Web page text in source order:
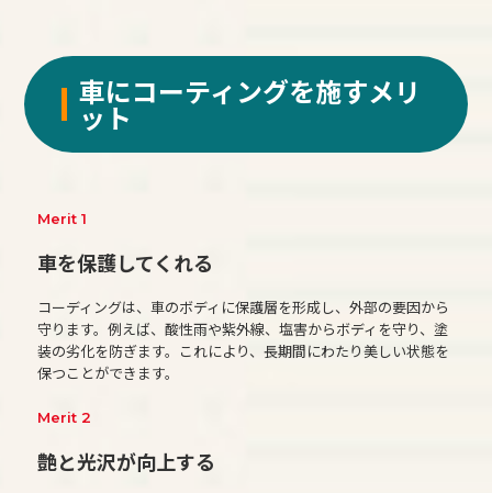
車にコーティングを施すメリ
ット
Merit 1
車を保護してくれる
コーディングは、車のボディに保護層を形成し、外部の要因から
守ります。例えば、酸性雨や紫外線、塩害からボディを守り、塗
装の劣化を防ぎます。これにより、長期間にわたり美しい状態を
保つことができます。
Merit 2
艶と光沢が向上する